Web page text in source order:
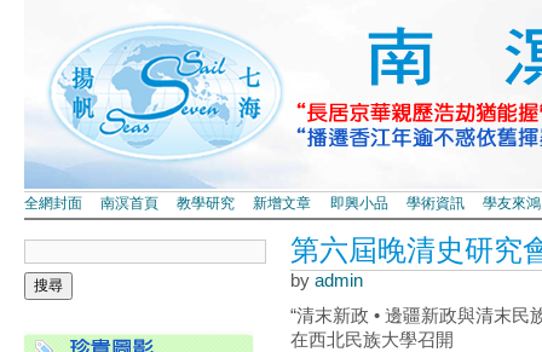
全網封面 南溟首頁 教學研究 新增文章 即興小品 學術資訊 學友來鴻
第六屆晚清史研究
by admin
“清末新政 • 邊疆新政與清末
在西北民族大學召開